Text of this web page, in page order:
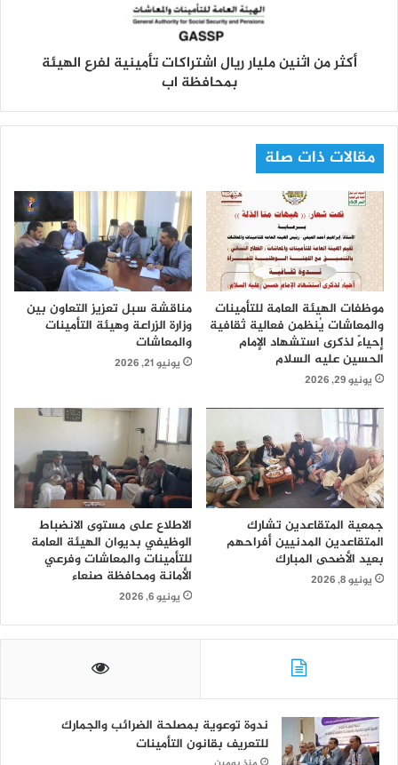
أكثر من اثنين مليار ريال اشتراكات تأمينية لفرع الهيئة
بمحافظة اب
مقالات ذات صلة
موظفات الهيئة العامة للتأمينات
والمعاشات يُنظمن فعالية ثقافية
إحياءً لذكرى استشهاد الإمام
الحسين عليه السلام
يونيو 29, 2026
مناقشة سبل تعزيز التعاون بين
وزارة الزراعة وهيئة التأمينات
والمعاشات
يونيو 21, 2026
جمعية المتقاعدين تشارك
المتقاعدين المدنيين أفراحهم
بعيد الأضحى المبارك
يونيو 8, 2026
الاطلاع على مستوى الانضباط
الوظيفي بديوان الهيئة العامة
للتأمينات والمعاشات وفرعي
الأمانة ومحافظة صنعاء
يونيو 6, 2026
ندوة توعوية بمصلحة الضرائب والجمارك
للتعريف بقانون التأمينات